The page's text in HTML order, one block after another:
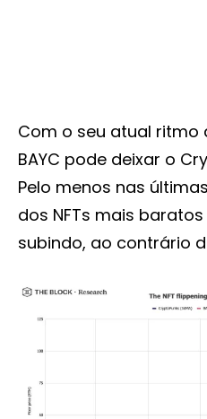
Com o seu atual ritmo
BAYC pode deixar o
Pelo menos nas
dos NFTs mais
subindo, ao contrário